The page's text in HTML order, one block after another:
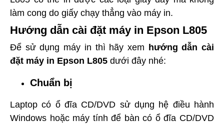
làm cong do giấy chạy thẳng vào máy in.
Hướng dẫn cài đặt máy in Epson L805
Để sử dụng máy in thì hãy xem hướng dẫn cài
đặt máy in Epson L805 dưới đây nhé:
Chuẩn bị
Laptop có ổ đĩa CD/DVD sử dụng hệ điều hành
Windows hoặc máy tính để bàn có ổ đĩa CD/DVD